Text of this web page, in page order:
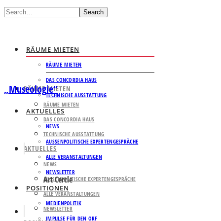
Search
RÄUME MIETEN
RÄUME MIETEN
DAS CONCORDIA HAUS
TECHNISCHE AUSSTATTUNG
AKTUELLES
NEWS
AUSSENPOLITISCHE EXPERTENGESPRÄCHE
ALLE VERANSTALTUNGEN
NEWSLETTER
POSITIONEN
MEDIENPOLITIK
IMPULSE FÜR DEN ORF
RÄUME MIETEN
RÄUME MIETEN
DAS CONCORDIA HAUS
TECHNISCHE AUSSTATTUNG
AKTUELLES
NEWS
AUSSENPOLITISCHE EXPERTENGESPRÄCHE
ALLE VERANSTALTUNGEN
NEWSLETTER
„Museologie“
Art Cercle